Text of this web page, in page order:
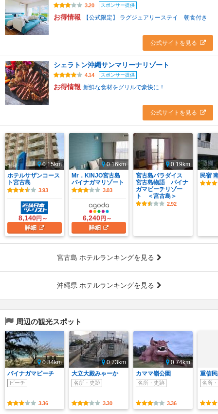
3.20 スポンサー提供
お得情報 【公式限定】 ラグジュアリーステイ 朝食付き
公式サイトを見る
シェラトン沖縄サンマリーナリゾート
4.14 スポンサー提供
お得情報 新鮮な食材をグリルで豪快に！
公式サイトを見る
0.15km
ホテルサザンコース
ト宮古島
3.93
8,140円～
詳細
0.16km
Mr．KINJO宮古島
パイナガマリゾート
3.03
6,240円～
詳細
0.19km
宮古島パラダイス
宮古島物語 パイナ
ガマビーチリゾー
ト ＜宮古島＞
2.92
民宿
宮古島 ホテルランキングを見る
沖縄県 ホテルランキングを見る
周辺の観光スポット
0.34km
パイナガマビーチ
ビーチ
3.36
0.73km
大立大殿みゃーか
名所・史跡
3.30
0.74km
カママ嶺公園
名所・史跡
3.36
重信
名所